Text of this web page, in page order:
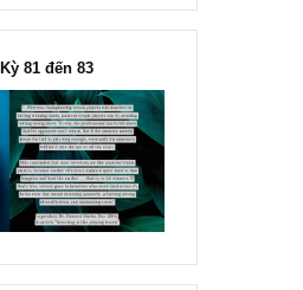
Kỳ 81 đến 83